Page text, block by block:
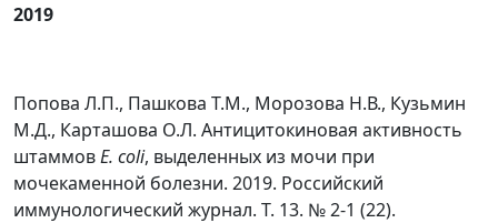
2019
Попова Л.П., Пашкова Т.М., Морозова Н.В., Кузьмин
М.Д., Карташова О.Л. Антицитокиновая активность
штаммовE. coli, выделенных из мочи при
мочекаменной болезни. 2019. Российский
иммунологический журнал. Т. 13. № 2-1 (22).